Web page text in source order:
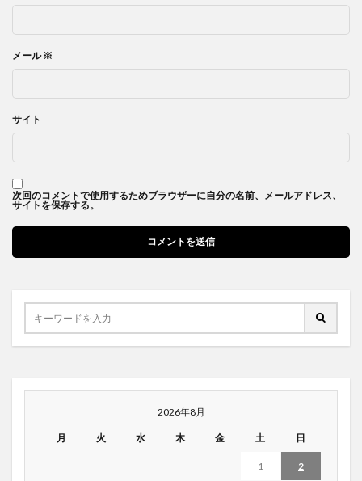
メール※
サイト
次回のコメントで使用するためブラウザーに自分の名前、メールアドレス、
サイトを保存する。
2026年8月
月 火 水 木 金 土 日
1 2